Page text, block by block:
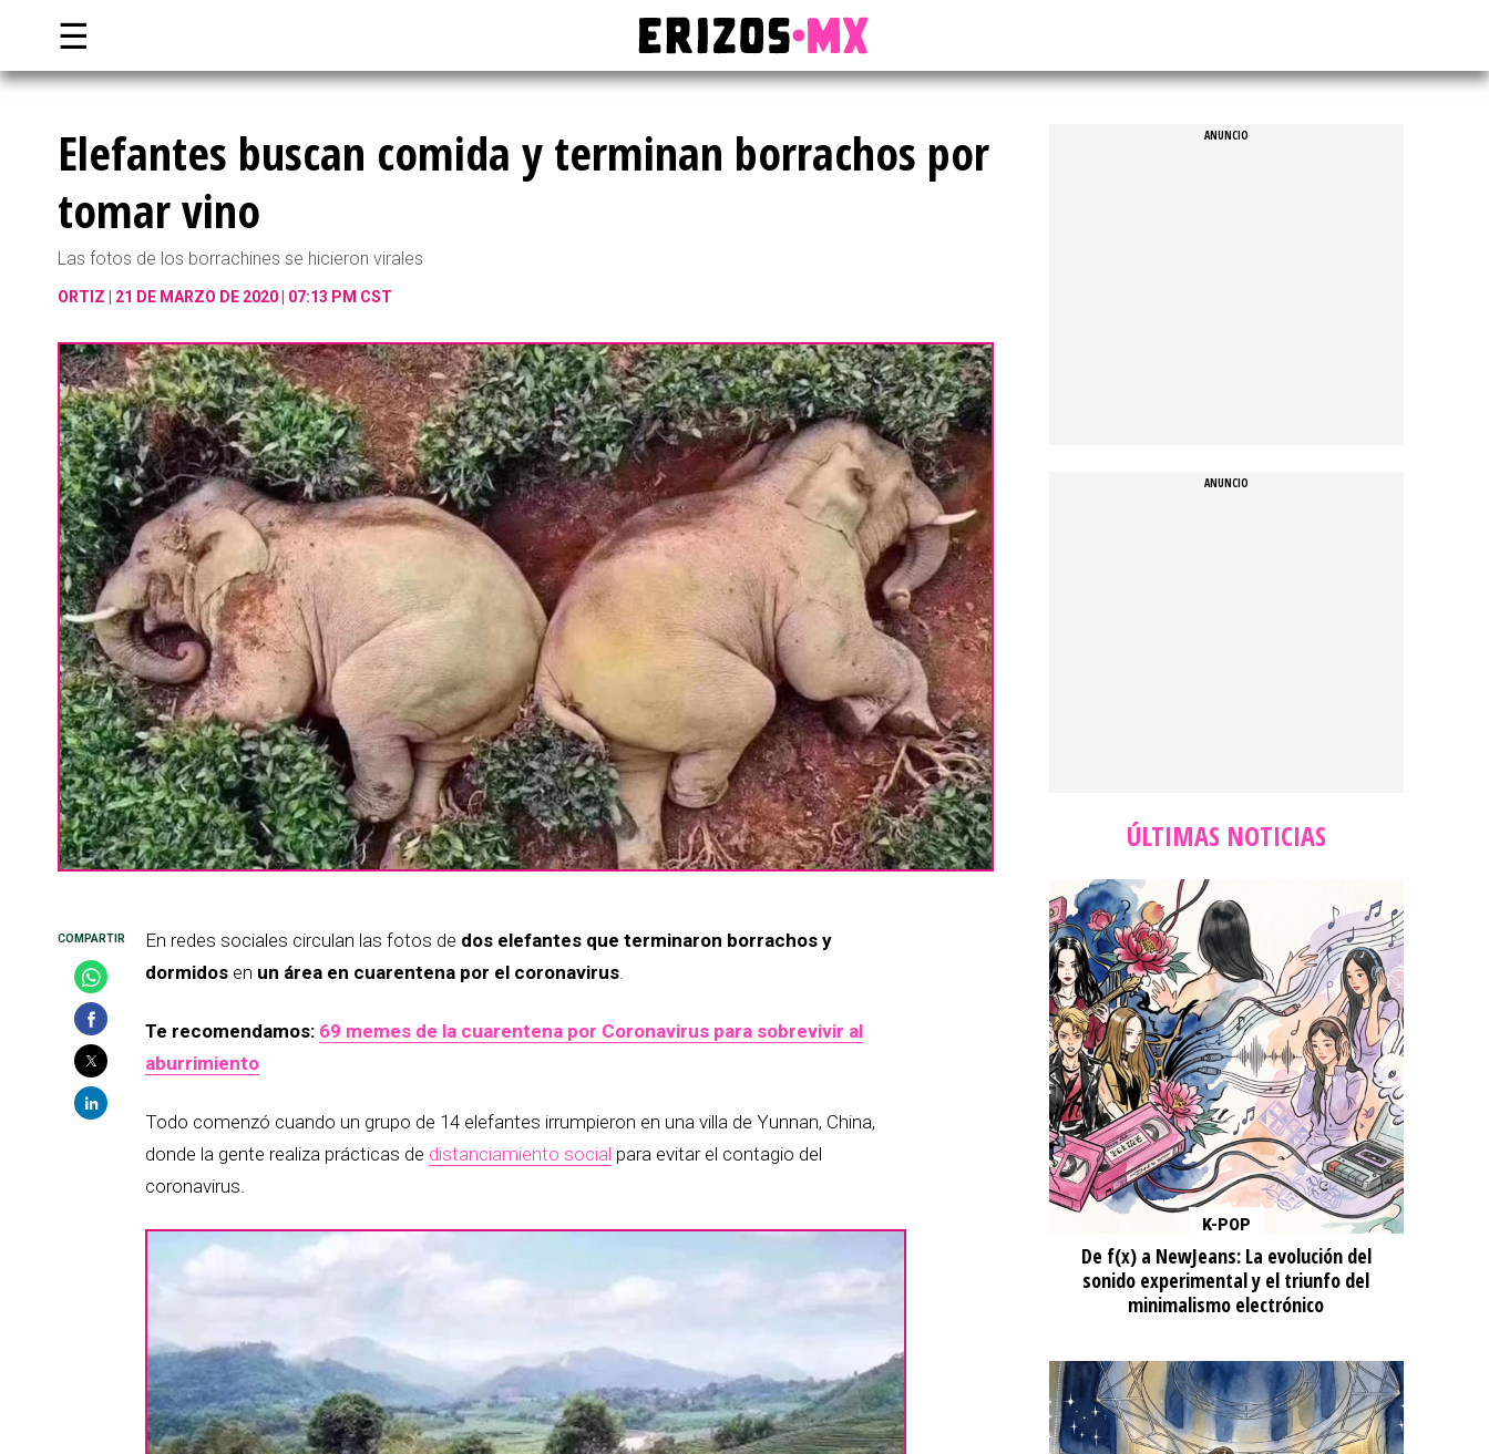
☰
Elefantes buscan comida y terminan borrachos por
tomar vino
Las fotos de los borrachines se hicieron virales
ORTIZ 21 DE MARZO DE 2020 | 07:13 PM CST
En redes sociales circulan las fotos de dos elefantes que terminaron borrachos y
dormidos en un área en cuarentena por el coronavirus.
Te recomendamos: 69 memes de la cuarentena por Coronavirus para sobrevivir al
aburrimiento
Todo comenzó cuando un grupo de 14 elefantes irrumpieron en una villa de Yunnan, China,
donde la gente realiza prácticas de distanciamiento social para evitar el contagio del
coronavirus.
ÚLTIMAS NOTICIAS
K-POP
De f(x) a NewJeans: La evolución del
sonido experimental y el triunfo del
minimalismo electrónico